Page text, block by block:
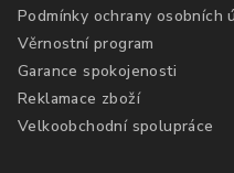
Podmínky ochrany osobních
Věrnostní program
Garance spokojenosti
Reklamace zboží
Velkoobchodní spolupráce